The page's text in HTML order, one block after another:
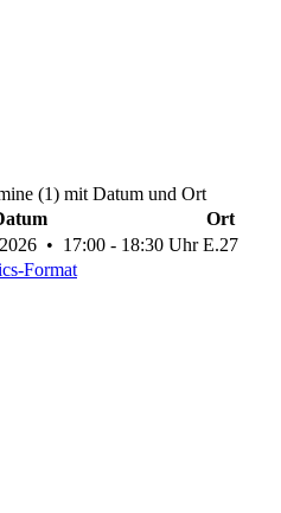
(1) mit Datum und Ort
Ort
• 17:00 - 18:30 Uhr E.27
Format